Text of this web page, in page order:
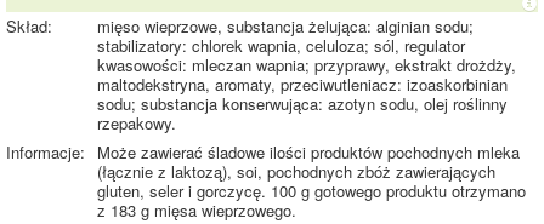
Skład:
mięso wieprzowe, substancja żelująca: alginian sodu;
stabilizatory: chlorek wapnia, celuloza; sól, regulator
kwasowości: mleczan wapnia; przyprawy, ekstrakt drożdży,
maltodekstryna, aromaty, przeciwutleniacz: izoaskorbinian
sodu; substancja konserwująca: azotyn sodu, olej roślinny
rzepakowy.
Informacje:
Może zawierać śladowe ilości produktów pochodnych mleka
(łącznie z laktozą), soi, pochodnych zbóż zawierających
gluten, seler i gorczycę. 100 g gotowego produktu otrzymano
z 183 g mięsa wieprzowego.